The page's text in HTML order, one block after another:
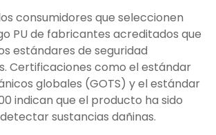
consumidores que seleccionen
PU de fabricantes acreditados que
estándares de seguridad
Certificaciones como el estándar
globales (GOTS) y el estándar
indican que el producto ha sido
sustancias dañinas.